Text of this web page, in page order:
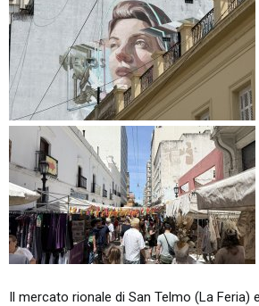
Il mercato rionale di San Telmo (La Feria)